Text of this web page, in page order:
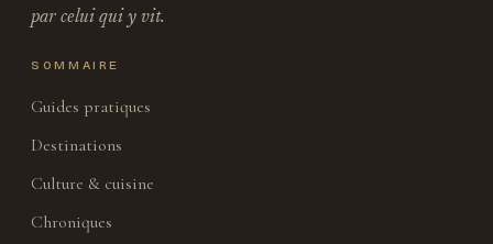
par celui qui y vit.
SOMMAIRE
Guides pratiques
Destinations
Culture & cuisine
Chroniques